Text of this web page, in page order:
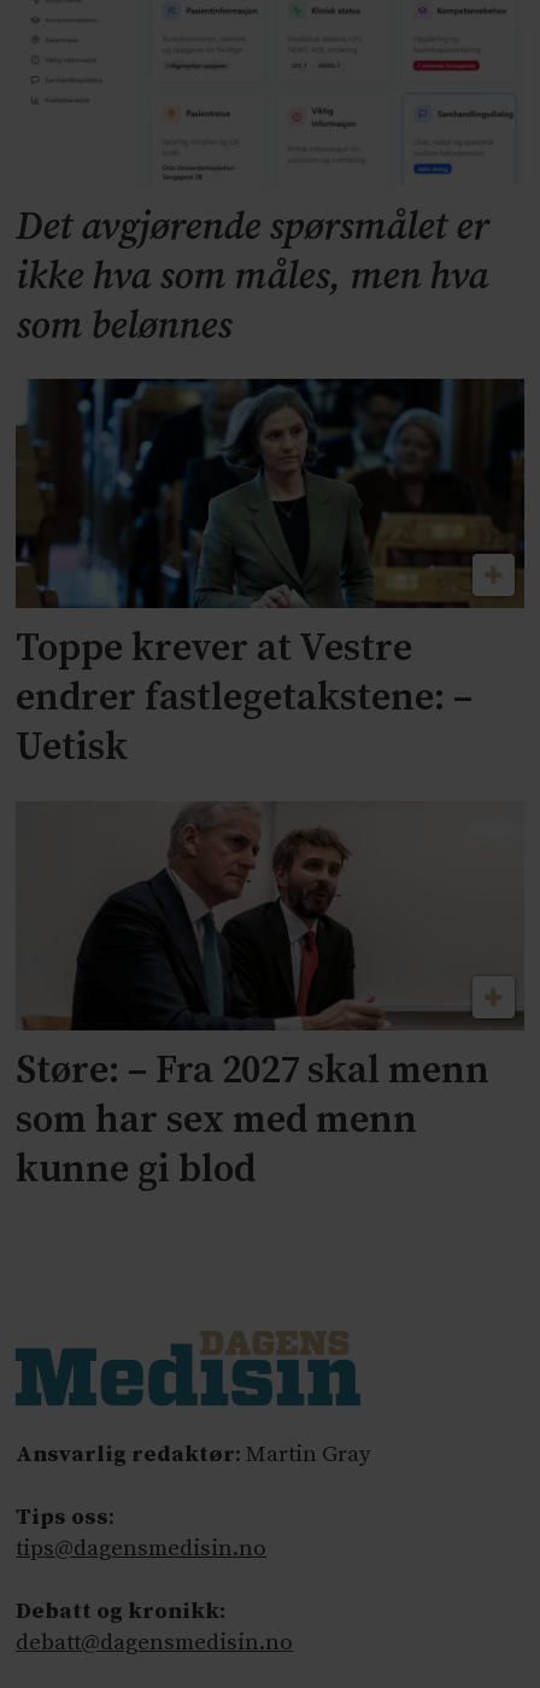
Det avgjørende spørsmålet er
ikke hva som måles, men hva
som belønnes
Toppe krever at Vestre
endrer fastlegetakstene: –
Uetisk
Støre: – Fra 2027 skal menn
som har sex med menn
kunne gi blod
Ansvarlig redaktør: Martin Gray
Tips oss:
tips@dagensmedisin.no
Debatt og kronikk:
debatt@dagensmedisin.no